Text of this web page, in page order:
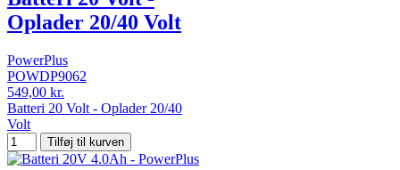
Oplader 20/40 Volt
PowerPlus
POWDP9062
549,00 kr.
Batteri 20 Volt - Oplader 20/40
Volt
Tilføj til kurven